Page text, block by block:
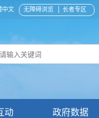
中文 无障碍浏览 长者专区
动 政府数据